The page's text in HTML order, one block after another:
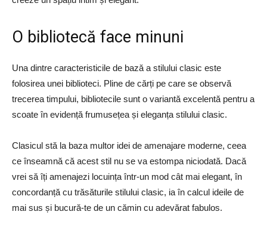
O bibliotecă face minuni
Una dintre caracteristicile de bază a stilului clasic este
folosirea unei biblioteci. Pline de cărți pe care se observă
trecerea timpului, bibliotecile sunt o variantă excelentă pentru a
scoate în evidență frumusețea și eleganța stilului clasic.
Clasicul stă la baza multor idei de amenajare moderne, ceea
ce înseamnă că acest stil nu se va estompa niciodată. Dacă
vrei să îți amenajezi locuința într-un mod cât mai elegant, în
concordanță cu trăsăturile stilului clasic, ia în calcul ideile de
mai sus și bucură-te de un cămin cu adevărat fabulos.